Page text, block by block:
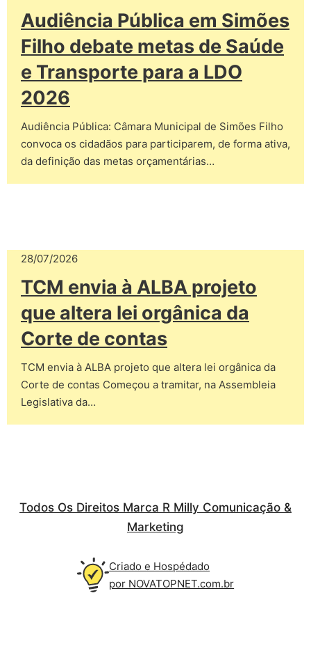
Audiência Pública em Simões
Filho debate metas de Saúde
e Transporte para a LDO
2026
Audiência Pública: Câmara Municipal de Simões Filho
convoca os cidadãos para participarem, de forma ativa,
da definição das metas orçamentárias…
28/07/2026
TCM envia à ALBA projeto
que altera lei orgânica da
Corte de contas
TCM envia à ALBA projeto que altera lei orgânica da
Corte de contas Começou a tramitar, na Assembleia
Legislativa da…
Todos Os Direitos Marca R Milly Comunicação &
Marketing
Criado e Hospédado
por NOVATOPNET.com.br